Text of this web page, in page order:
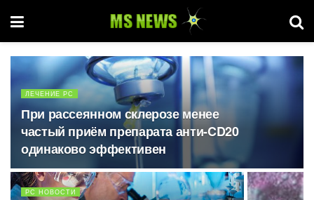
ЛЕЧЕНИЕ РС
При рассеянном склерозе менее
частый приём препарата анти-CD20
одинаково эффективен
РС НОВОСТИ